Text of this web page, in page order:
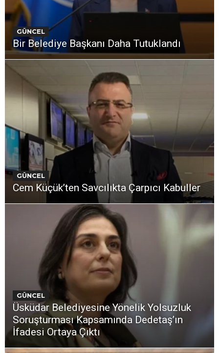
GÜNCEL
Bir Belediye Başkanı Daha Tutuklandı
GÜNCEL
Cem Küçük’ten Savcılıkta Çarpıcı Kabuller
GÜNCEL
Üsküdar Belediyesine Yönelik Yolsuzluk
Soruşturması Kapsamında Dedetaş’ın
İfadesi Ortaya Çıktı